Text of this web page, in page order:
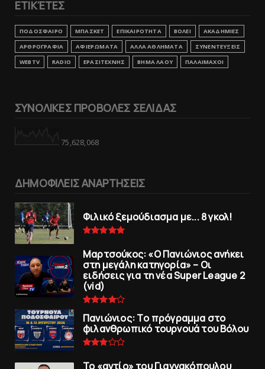
ΕΤΙΚΈΤΕΣ
ΠΟΔΟΣΦΑΙΡΟ ΜΠΑΣΚΕΤ ΕΠΙΚΑΙΡΟΤΗΤΑ ΒΟΛΕΙ
ΑΚΑΔΗΜΙΕΣ
ΑΡΘΡΟΓΡΑΦΙΑ
ΑΦΙΕΡΩΜΑΤΑ ΑΛΛΑ ΑΘΛΗΜΑΤΑ
ΣΥΝΕΝΤΕΥΞΕΙΣ
WEBTV
RADIO ΕΡΑΣΙΤΕΧΝΗΣ ΒΗΜΑ ΛΑΟΥ ΠΑΛΑΙΜΑΧΟΙ
ΣΥΝΟΛΙΚΕΣ ΠΡΟΒΟΛΕΣ ΣΕΛΙΔΑΣ
75,628,068
ΔΗΜΟΦΙΛΕΙΣ ΑΝΑΡΤΗΣΕΙΣ
Φιλικό ξεμούδιασμα με... 8 γκολ!
Μαρτσούκος: «Ο Πανιώνιος ανήκει
στη μεγάλη κατηγορία» – Οι
ειδήσεις για τη νέα Super League 2
(vid)
Πανιώνιoς: Tο πρόγραμμα στο
φιλανθρωπικό τουρνουά του Bόλου
To «αντίο» του Γιαννακόπουλου